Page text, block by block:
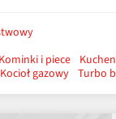
Kominki i piece
Kocioł gazowy Turbo